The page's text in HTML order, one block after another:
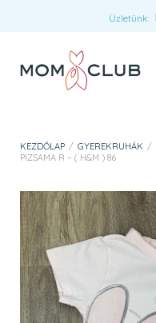
Üzletünk:
KEZDŐLAP / GYEREKRUHÁK /
PIZSAMA R – ( H&M ) 86